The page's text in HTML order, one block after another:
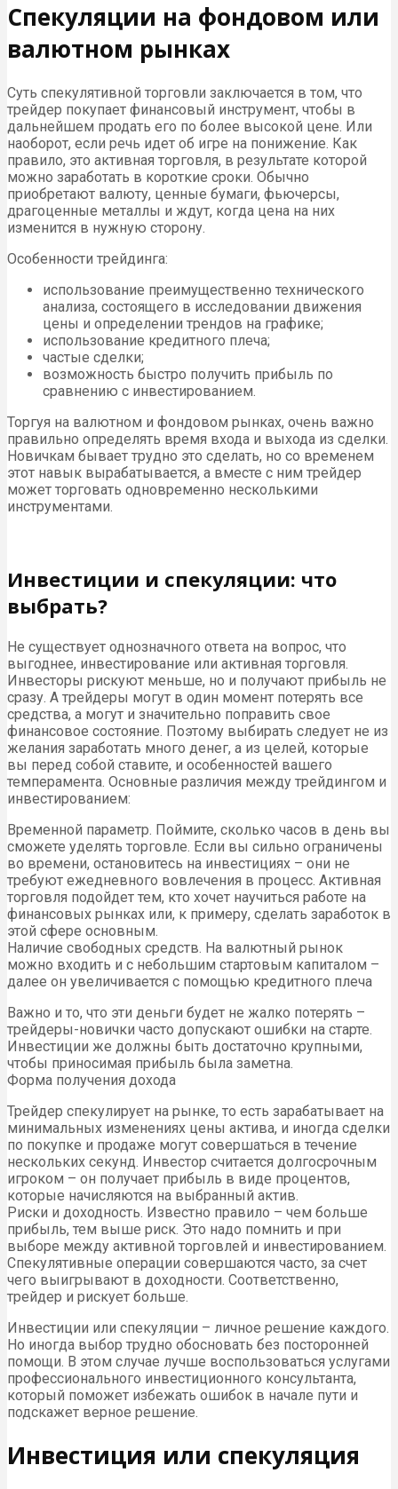
Спекуляции на фондовом или
валютном рынках
Суть спекулятивной торговли заключается в том, что
трейдер покупает финансовый инструмент, чтобы в
дальнейшем продать его по более высокой цене. Или
наоборот, если речь идет об игре на понижение. Как
правило, это активная торговля, в результате которой
можно заработать в короткие сроки. Обычно
приобретают валюту, ценные бумаги, фьючерсы,
драгоценные металлы и ждут, когда цена на них
изменится в нужную сторону.
Особенности трейдинга:
использование преимущественно технического
анализа, состоящего в исследовании движения
цены и определении трендов на графике;
использование кредитного плеча;
частые сделки;
возможность быстро получить прибыль по
сравнению с инвестированием.
Торгуя на валютном и фондовом рынках, очень важно
правильно определять время входа и выхода из сделки.
Новичкам бывает трудно это сделать, но со временем
этот навык вырабатывается, а вместе с ним трейдер
может торговать одновременно несколькими
инструментами.
Инвестиции и спекуляции: что
выбрать?
Не существует однозначного ответа на вопрос, что
выгоднее, инвестирование или активная торговля.
Инвесторы рискуют меньше, но и получают прибыль не
сразу. А трейдеры могут в один момент потерять все
средства, а могут и значительно поправить свое
финансовое состояние. Поэтому выбирать следует не из
желания заработать много денег, а из целей, которые
вы перед собой ставите, и особенностей вашего
темперамента. Основные различия между трейдингом и
инвестированием:
Временной параметр. Поймите, сколько часов в день вы
сможете уделять торговле. Если вы сильно ограничены
во времени, остановитесь на инвестициях – они не
требуют ежедневного вовлечения в процесс. Активная
торговля подойдет тем, кто хочет научиться работе на
финансовых рынках или, к примеру, сделать заработок в
этой сфере основным.
Наличие свободных средств. На валютный рынок
можно входить и с небольшим стартовым капиталом –
далее он увеличивается с помощью кредитного плеча
Важно и то, что эти деньги будет не жалко потерять –
трейдеры-новички часто допускают ошибки на старте.
Инвестиции же должны быть достаточно крупными,
чтобы приносимая прибыль была заметна.
Форма получения дохода
Трейдер спекулирует на рынке, то есть зарабатывает на
минимальных изменениях цены актива, и иногда сделки
по покупке и продаже могут совершаться в течение
нескольких секунд. Инвестор считается долгосрочным
игроком – он получает прибыль в виде процентов,
которые начисляются на выбранный актив.
Риски и доходность. Известно правило – чем больше
прибыль, тем выше риск. Это надо помнить и при
выборе между активной торговлей и инвестированием.
Спекулятивные операции совершаются часто, за счет
чего выигрывают в доходности. Соответственно,
трейдер и рискует больше.
Инвестиции или спекуляции – личное решение каждого.
Но иногда выбор трудно обосновать без посторонней
помощи. В этом случае лучше воспользоваться услугами
профессионального инвестиционного консультанта,
который поможет избежать ошибок в начале пути и
подскажет верное решение.
Инвестиция или спекуляция